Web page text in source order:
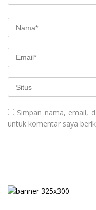
Simpan nama, email,
untuk komentar saya